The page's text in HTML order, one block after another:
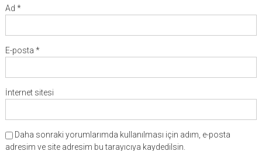
Ad *
E-posta *
İnternet sitesi
Daha sonraki yorumlarımda kullanılması için adım, e-posta
adresim ve site adresim bu tarayıcıya kaydedilsin.